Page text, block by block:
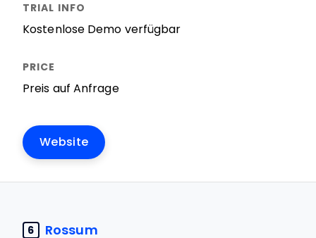
Kostenlose Demo verfügbar
Preis auf Anfrage
Website
6 Rossum